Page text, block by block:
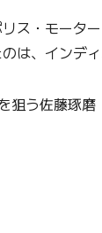
ス・モータ
は、インデ
う佐藤琢磨